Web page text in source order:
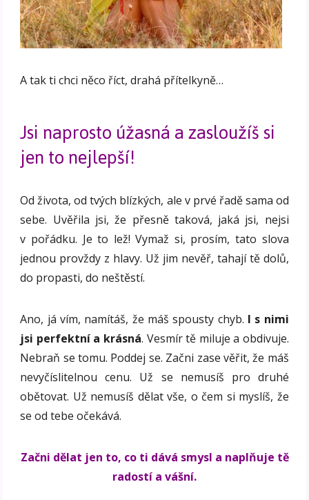
A tak ti chci něco říct, drahá přítelkyně…
Jsi naprosto úžasná a zasloužíš si
jen to nejlepší!
Od života, od tvých blízkých, ale v prvé řadě sama od
sebe. Uvěřila jsi, že přesně taková, jaká jsi, nejsi
v pořádku. Je to lež! Vymaž si, prosím, tato slova
jednou provždy z hlavy. Už jim nevěř, tahají tě dolů,
do propasti, do neštěstí.
Ano, já vím, namítáš, že máš spousty chyb. I s nimi
jsi perfektní a krásná. Vesmír tě miluje a obdivuje.
Nebraň se tomu. Poddej se. Začni zase věřit, že máš
nevyčíslitelnou cenu. Už se nemusíš pro druhé
obětovat. Už nemusíš dělat vše, o čem si myslíš, že
se od tebe očekává.
Začni dělat jen to, co ti dává smysl a naplňuje tě
radostí a vášní.